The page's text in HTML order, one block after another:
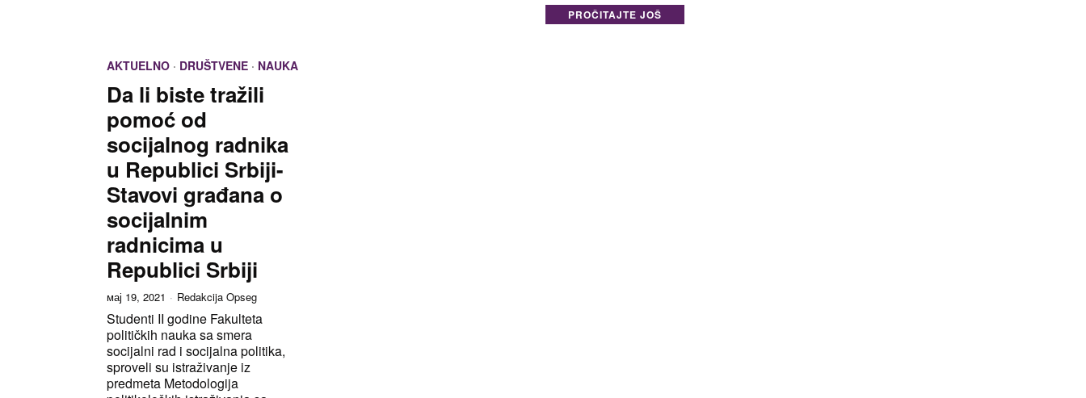
PROČITAJTE JOŠ
AKTUELNO · DRUŠTVENE · NAUKA
Da li biste tražili
pomoć od
socijalnog radnika
u Republici Srbiji-
Stavovi građana o
socijalnim
radnicima u
Republici Srbiji
мај 19, 2021 Redakcija Opseg
Studenti II godine Fakulteta
političkih nauka sa smera
socijalni rad i socijalna politika,
sproveli su istraživanje iz
predmeta Metodologija